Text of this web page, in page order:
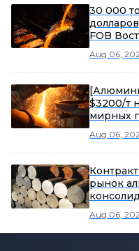
30 000
FOB
Aug 06,
$3200/т
мирных
Aug 06,
рынок
Aug 06,